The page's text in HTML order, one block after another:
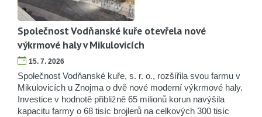
Společnost Vodňanské kuře otevřela nové
výkrmové haly v Mikulovicích
15. 7. 2026
Společnost Vodňanské kuře, s. r. o., rozšířila svou farmu v
Mikulovicích u Znojma o dvě nové moderní výkrmové haly.
Investice v hodnotě přibližně 65 milionů korun navýšila
kapacitu farmy o 68 tisíc brojlerů na celkových 300 tisíc